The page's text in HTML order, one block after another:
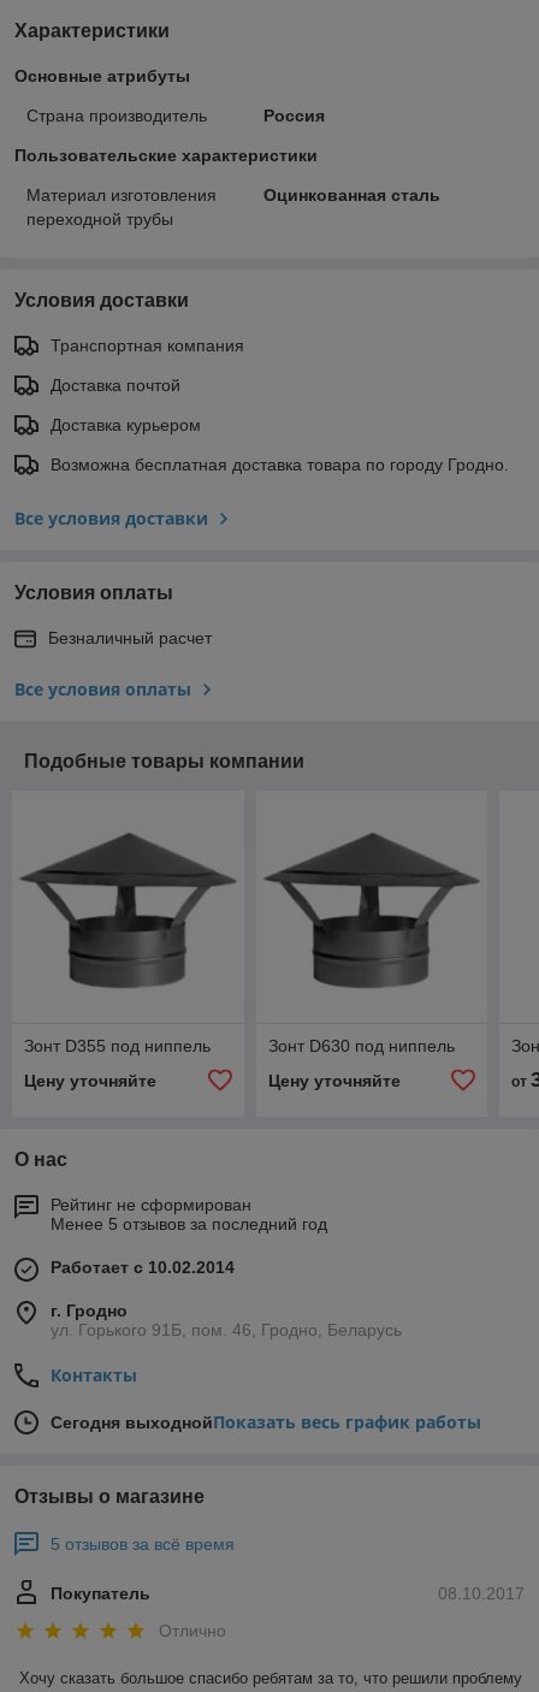
Характеристики
Основные атрибуты
Страна производитель Россия
Пользовательские характеристики
Материал изготовления
переходной трубы
Оцинкованная сталь
Условия доставки
Транспортная компания
Доставка почтой
Доставка курьером
Возможна бесплатная доставка товара по городу Гродно.
Все условия доставки
Условия оплаты
Безналичный расчет
Все условия оплаты
Подобные товары компании
Зонт D355 под ниппель
Цену уточняйте
Зонт D630 под ниппель
Цену уточняйте
от
О нас
Рейтинг не сформирован
Менее 5 отзывов за последний год
Работает с 10.02.2014
г. Гродно
ул. Горького 91Б, пом. 46, Гродно, Беларусь
Контакты
Сегодня выходнойПоказать весь график работы
Отзывы о магазине
5 отзывов за всё время
08.10.2017
Покупатель
Отлично
Хочу сказать большое спасибо ребятам за то, что решили проблему